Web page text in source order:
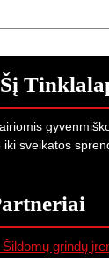
iki sveikatos
grindų